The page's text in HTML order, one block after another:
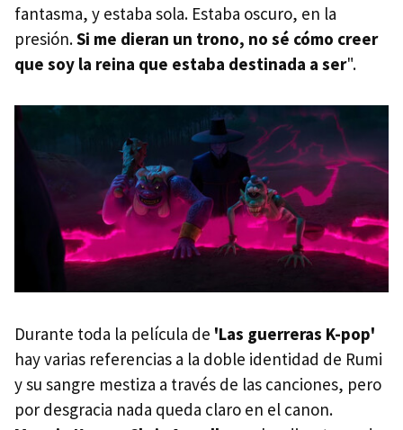
fantasma, y estaba sola. Estaba oscuro, en la
presión.Si me dieran un trono, no sé cómo creer
que soy la reina que estaba destinada a ser".
Durante toda la película de 'Las guerreras K-pop'
hay varias referencias a la doble identidad de Rumi
y su sangre mestiza a través de las canciones, pero
por desgracia nada queda claro en el canon.